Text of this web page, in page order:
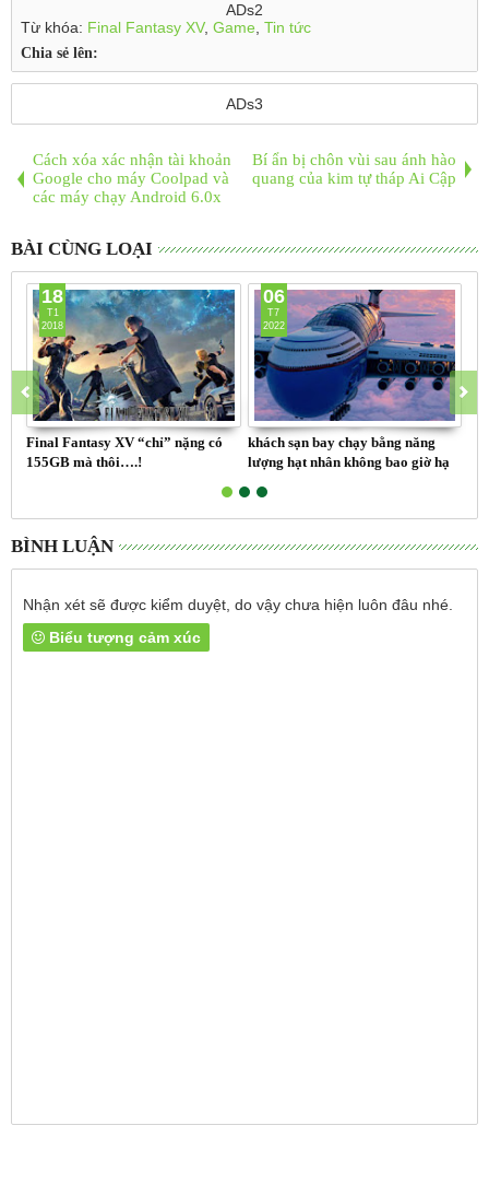
ADs2
Từ khóa: Final Fantasy XV,Game ,Tin tức
Chia sẻ lên:
ADs3
Cách xóa xác nhận tài khoản
Google cho máy Coolpad và
các máy chạy Android 6.0x
Bí ẩn bị chôn vùi sau ánh hào
quang của kim tự tháp Ai Cập
BÀI CÙNG LOẠI
Final Fantasy XV “chỉ” nặng có
155GB mà thôi….!
18
T1
2018
khách sạn bay chạy bằng năng
lượng hạt nhân không bao giờ hạ
06
T7
2022
BÌNH LUẬN
Nhận xét sẽ được kiểm duyệt, do vậy chưa hiện luôn đâu nhé.
Biểu tượng cảm xúc